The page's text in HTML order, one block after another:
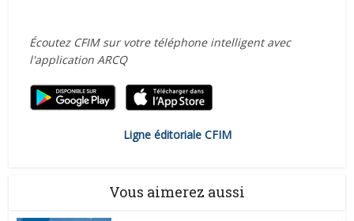
Écoutez CFIM sur votre téléphone intelligent avec
l'application ARCQ
Ligne éditoriale CFIM
Vous aimerez aussi